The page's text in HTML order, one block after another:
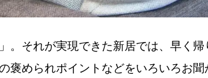
。それが実現できた新居では、早く
められポイントなどをいろいろお聞